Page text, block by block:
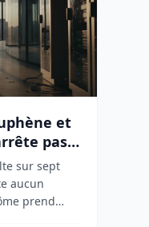
et
pas
sur sept
aucun
prend